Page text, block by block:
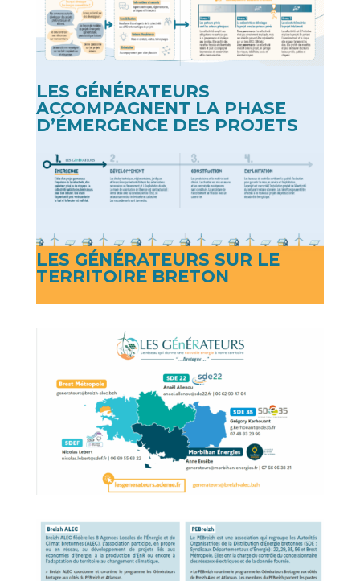
LES GÉNÉRATEURS
ACCOMPAGNENT LA PHASE
D’ÉMERGENCE DES PROJETS
LES GÉNÉRATEURS SUR LE
TERRITOIRE BRETON